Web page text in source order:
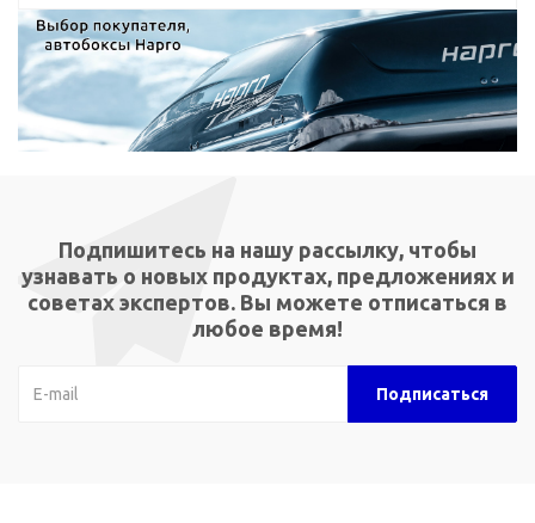
Подпишитесь на нашу рассылку, чтобы
узнавать о новых продуктах, предложениях и
советах экспертов. Вы можете отписаться в
любое время!